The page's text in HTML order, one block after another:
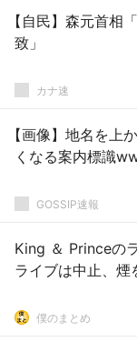
【自民】森元首相
致」
カナ速
【画像】地名を上
くなる案内標識
GOSSIP速報
King ＆ Princeの
ライブは中止、
僕のまとめ